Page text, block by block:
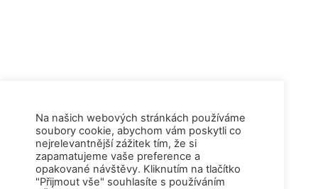
Na našich webových stránkách používáme
soubory cookie, abychom vám poskytli co
nejrelevantnější zážitek tím, že si
zapamatujeme vaše preference a
opakované návštěvy. Kliknutím na tlačítko
"Přijmout vše" souhlasíte s používáním